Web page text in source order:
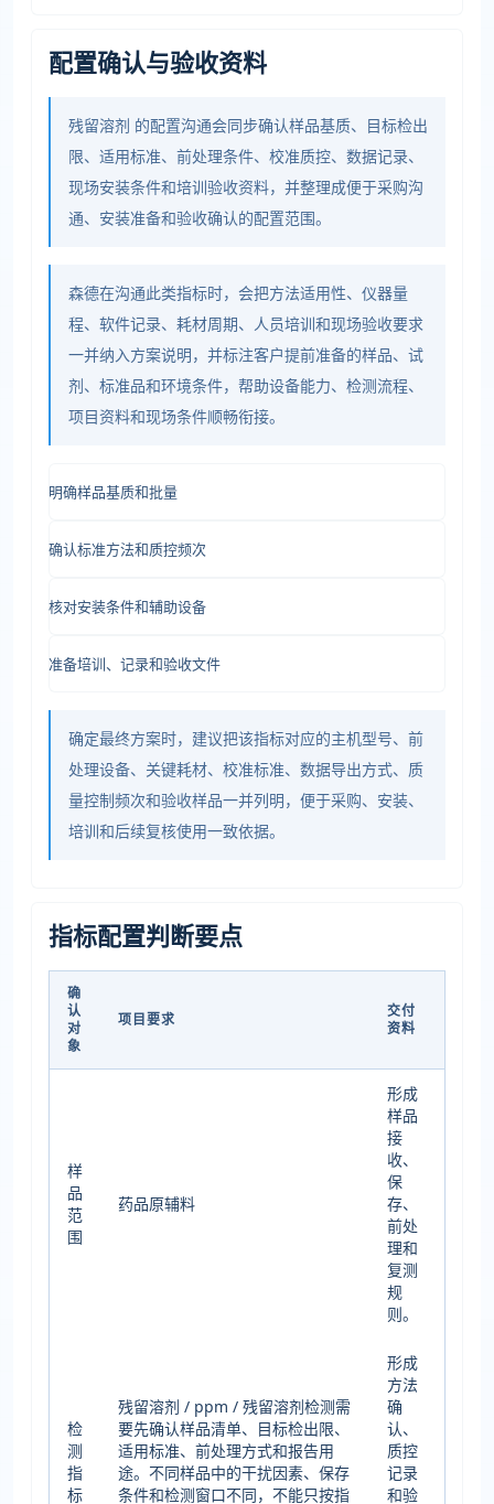
配置确认与验收资料
残留溶剂 的配置沟通会同步确认样品基质、目标检出
限、适用标准、前处理条件、校准质控、数据记录、
现场安装条件和培训验收资料，并整理成便于采购沟
通、安装准备和验收确认的配置范围。
森德在沟通此类指标时，会把方法适用性、仪器量
程、软件记录、耗材周期、人员培训和现场验收要求
一并纳入方案说明，并标注客户提前准备的样品、试
剂、标准品和环境条件，帮助设备能力、检测流程、
项目资料和现场条件顺畅衔接。
明确样品基质和批量
确认标准方法和质控频次
核对安装条件和辅助设备
准备培训、记录和验收文件
确定最终方案时，建议把该指标对应的主机型号、前
处理设备、关键耗材、校准标准、数据导出方式、质
量控制频次和验收样品一并列明，便于采购、安装、
培训和后续复核使用一致依据。
指标配置判断要点
确
认
对
象
项目要求
交付
资料
样
品
范
围
药品原辅料
形成
样品
接
收、
保
存、
前处
理和
复测
规
则。
检
测
指
标
残留溶剂 / ppm / 残留溶剂检测需
要先确认样品清单、目标检出限、
适用标准、前处理方式和报告用
途。不同样品中的干扰因素、保存
条件和检测窗口不同，不能只按指
形成
方法
确
认、
质控
记录
和验